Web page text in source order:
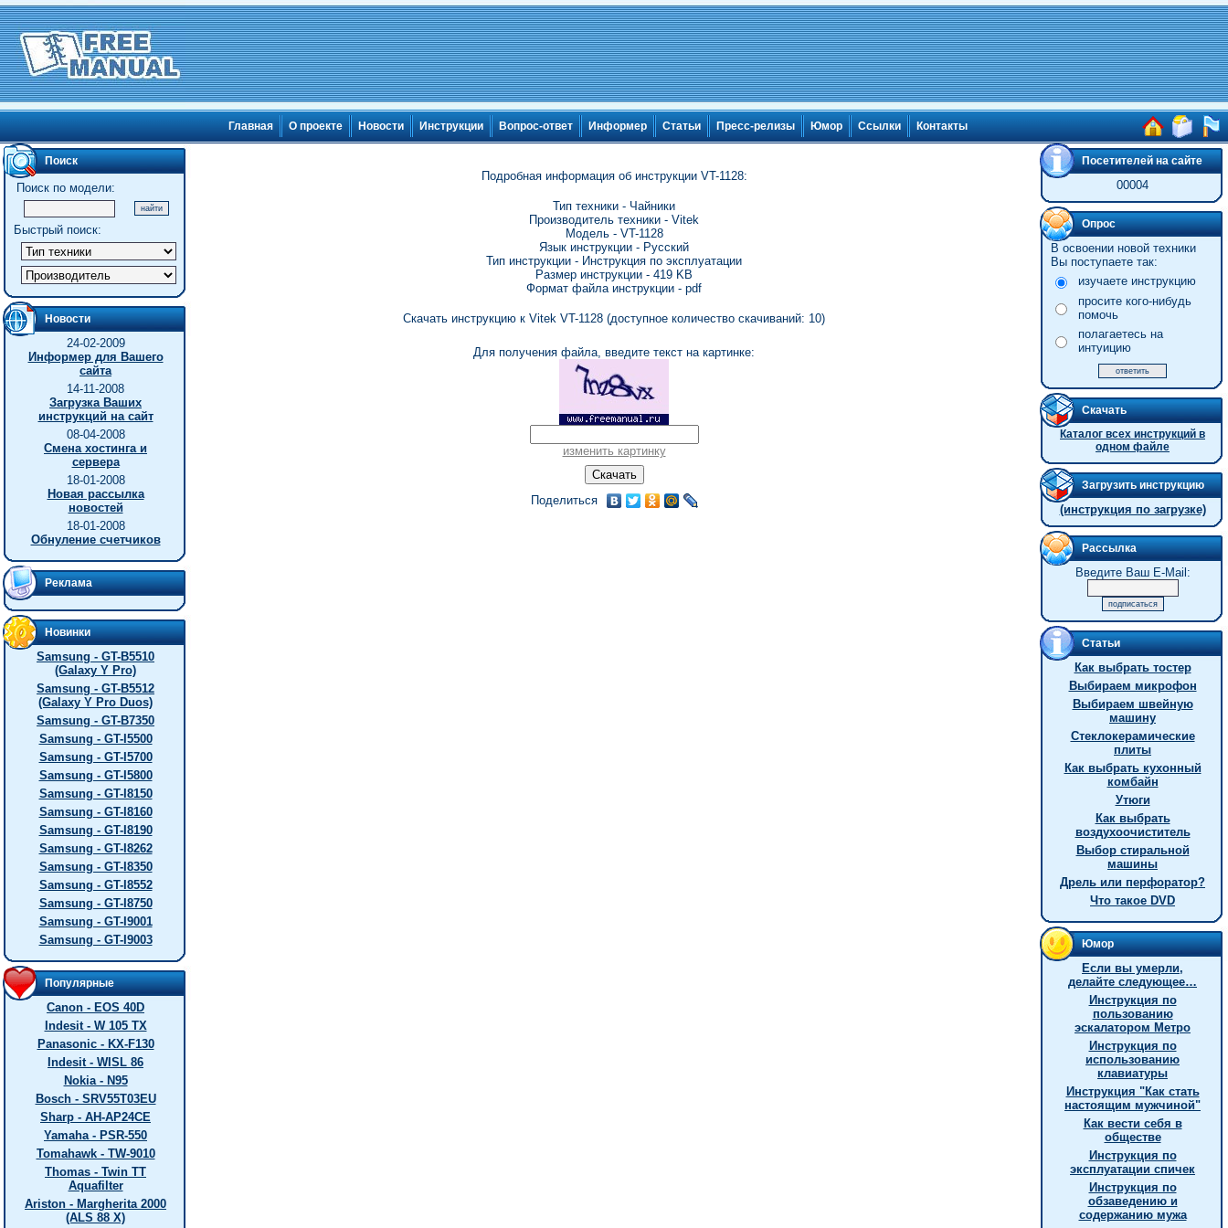
Главная О проекте Новости Инструкции Вопрос-ответ Информер Статьи Пресс-релизы Юмор Ссылки Контакты
Поиск
Поиск по модели:
Быстрый поиск:
Новости
24-02-2009
Информер для Вашего
сайта
14-11-2008
Загрузка Ваших
инструкций на сайт
08-04-2008
Смена хостинга и
сервера
18-01-2008
Новая рассылка
новостей
18-01-2008
Обнуление счетчиков
Реклама
Новинки
Samsung - GT-B5510
(Galaxy Y Pro)
Samsung - GT-B5512
(Galaxy Y Pro Duos)
Samsung - GT-B7350
Samsung - GT-I5500
Samsung - GT-I5700
Samsung - GT-I5800
Samsung - GT-I8150
Samsung - GT-I8160
Samsung - GT-I8190
Samsung - GT-I8262
Samsung - GT-I8350
Samsung - GT-I8552
Samsung - GT-I8750
Samsung - GT-I9001
Samsung - GT-I9003
Популярные
Canon - EOS 40D
Indesit - W 105 TX
Panasonic - KX-F130
Indesit - WISL 86
Nokia - N95
Bosch - SRV55T03EU
Sharp - AH-AP24CE
Yamaha - PSR-550
Tomahawk - TW-9010
Thomas - Twin TT
Aquafilter
Ariston - Margherita 2000
(ALS 88 X)
Подробная информация об инструкции VT-1128:
Тип техники - Чайники
Производитель техники - Vitek
Модель - VT-1128
Язык инструкции - Русский
Тип инструкции - Инструкция по эксплуатации
Размер инструкции - 419 KB
Формат файла инструкции - pdf
Скачать инструкцию к Vitek VT-1128 (доступное количество скачиваний: 10)
Для получения файла, введите текст на картинке:
изменить картинку
Поделиться
Посетителей на сайте
00004
Опрос
В освоении новой техники
Вы поступаете так:
изучаете инструкцию
просите кого-нибудь
помочь
полагаетесь на
интуицию
Скачать
Каталог всех инструкций в
одном файле
Загрузить инструкцию
(инструкция по загрузке)
Рассылка
Введите Ваш E-Mail:
Статьи
Как выбрать тостер
Выбираем микрофон
Выбираем швейную
машину
Стеклокерамические
плиты
Как выбрать кухонный
комбайн
Утюги
Как выбрать
воздухоочиститель
Выбор стиральной
машины
Дрель или перфоратор?
Что такое DVD
Юмор
Если вы умерли,
делайте следующее…
Инструкция по
пользованию
эскалатором Метро
Инструкция по
использованию
клавиатуры
Инстpукция "Как стать
настоящим мужчиной"
Как вести себя в
обществе
Инструкция по
эксплуатации спичек
Инструкция по
обзаведению и
содержанию мужа